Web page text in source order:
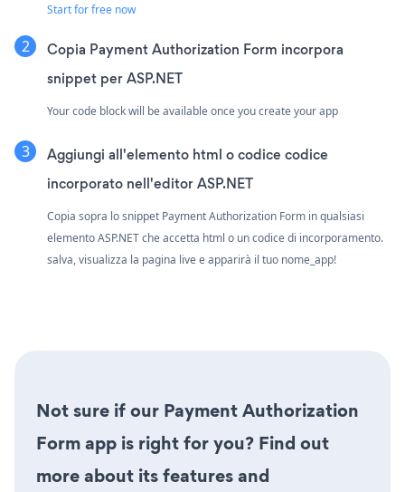
Start for free now
Copia Payment Authorization Form incorpora
snippet per ASP.NET
Your code block will be available once you create your app
Aggiungi all'elemento html o codice codice
incorporato nell'editor ASP.NET
Copia sopra lo snippet Payment Authorization Form in qualsiasi
elemento ASP.NET che accetta html o un codice di incorporamento.
salva, visualizza la pagina live e apparirà il tuo nome_app!
Not sure if our Payment Authorization
Form app is right for you? Find out
more about its features and